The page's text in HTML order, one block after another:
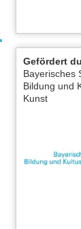
Gefördert
Bayerisches
Bildung und
Kunst